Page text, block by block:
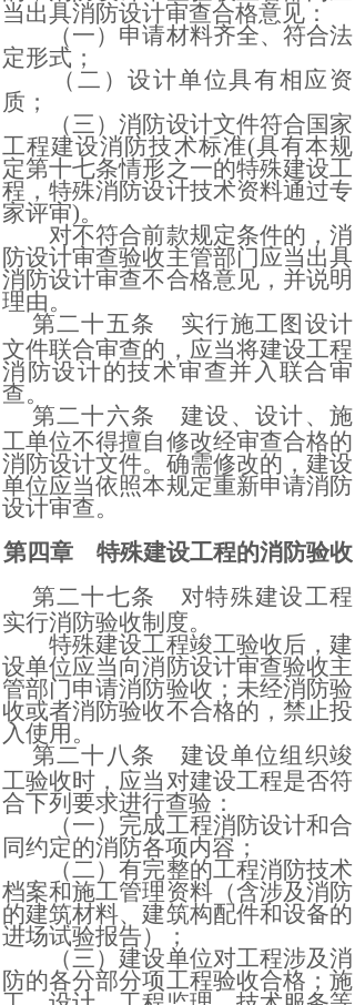
当出具消防设计审查合格意见：
（一）申请材料齐全、符合法
定形式；
（二）设计单位具有相应资
质；
（三）消防设计文件符合国家
工程建设消防技术标准(具有本规
定第十七条情形之一的特殊建设工
程，特殊消防设计技术资料通过专
家评审)。
对不符合前款规定条件的，消
防设计审查验收主管部门应当出具
消防设计审查不合格意见，并说明
理由。
第二十五条
实行施工图设计
文件联合审查的，应当将建设工程
消防设计的技术审查并入联合审
查。
第二十六条
建设、设计、施
工单位不得擅自修改经审查合格的
消防设计文件。确需修改的，建设
单位应当依照本规定重新申请消防
设计审查。
第四章 特殊建设工程的消防验收
第二十七条
对特殊建设工程
实行消防验收制度。
特殊建设工程竣工验收后，建
设单位应当向消防设计审查验收主
管部门申请消防验收；未经消防验
收或者消防验收不合格的，禁止投
入使用。
第二十八条
建设单位组织竣
工验收时，应当对建设工程是否符
合下列要求进行查验：
（一）完成工程消防设计和合
同约定的消防各项内容；
（二）有完整的工程消防技术
档案和施工管理资料（含涉及消防
的建筑材料、建筑构配件和设备的
进场试验报告）；
（三）建设单位对工程涉及消
防的各分部分项工程验收合格；施